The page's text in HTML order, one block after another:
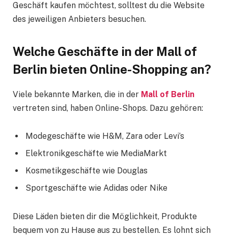
Geschäft kaufen möchtest, solltest du die Website
des jeweiligen Anbieters besuchen.
Welche Geschäfte in der Mall of
Berlin bieten Online-Shopping an?
Viele bekannte Marken, die in der Mall of Berlin
vertreten sind, haben Online-Shops. Dazu gehören:
Modegeschäfte wie H&M, Zara oder Levi’s
Elektronikgeschäfte wie MediaMarkt
Kosmetikgeschäfte wie Douglas
Sportgeschäfte wie Adidas oder Nike
Diese Läden bieten dir die Möglichkeit, Produkte
bequem von zu Hause aus zu bestellen. Es lohnt sich